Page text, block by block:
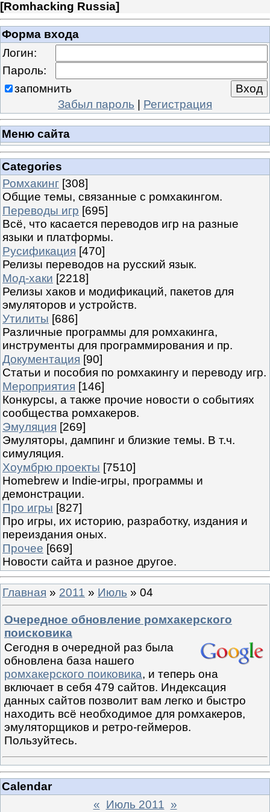
[Romhacking Russia]
Форма входа
Логин:
Пароль:
запомнить
Забыл пароль | Регистрация
Меню сайта
Categories
Ромхакинг [308]
Общие темы, связанные с ромхакингом.
Переводы игр [695]
Всё, что касается переводов игр на разные
языки и платформы.
Русификация [470]
Релизы переводов на русский язык.
Мод-хаки [2218]
Релизы хаков и модификаций, пакетов для
эмуляторов и устройств.
Утилиты [686]
Различные программы для ромхакинга,
инструменты для программирования и пр.
Документация [90]
Статьи и пособия по ромхакингу и переводу игр.
Мероприятия [146]
Конкурсы, а также прочие новости о событиях
сообщества ромхакеров.
Эмуляция [269]
Эмуляторы, дампинг и близкие темы. В т.ч.
симуляция.
Хоумбрю проекты [7510]
Homebrew и Indie-игры, программы и
демонстрации.
Про игры [827]
Про игры, их историю, разработку, издания и
переиздания оных.
Прочее [669]
Новости сайта и разное другое.
Главная » 2011 » Июль » 04
Очередное обновление ромхакерского
поисковика
Сегодня в очередной раз была
обновлена база нашего
ромхакерского поиковика, и теперь она
включает в себя 479 сайтов. Индексация
данных сайтов позволит вам легко и быстро
находить всё необходимое для ромхакеров,
эмуляторщиков и ретро-геймеров.
Пользуйтесь.
Calendar
« Июль 2011 »